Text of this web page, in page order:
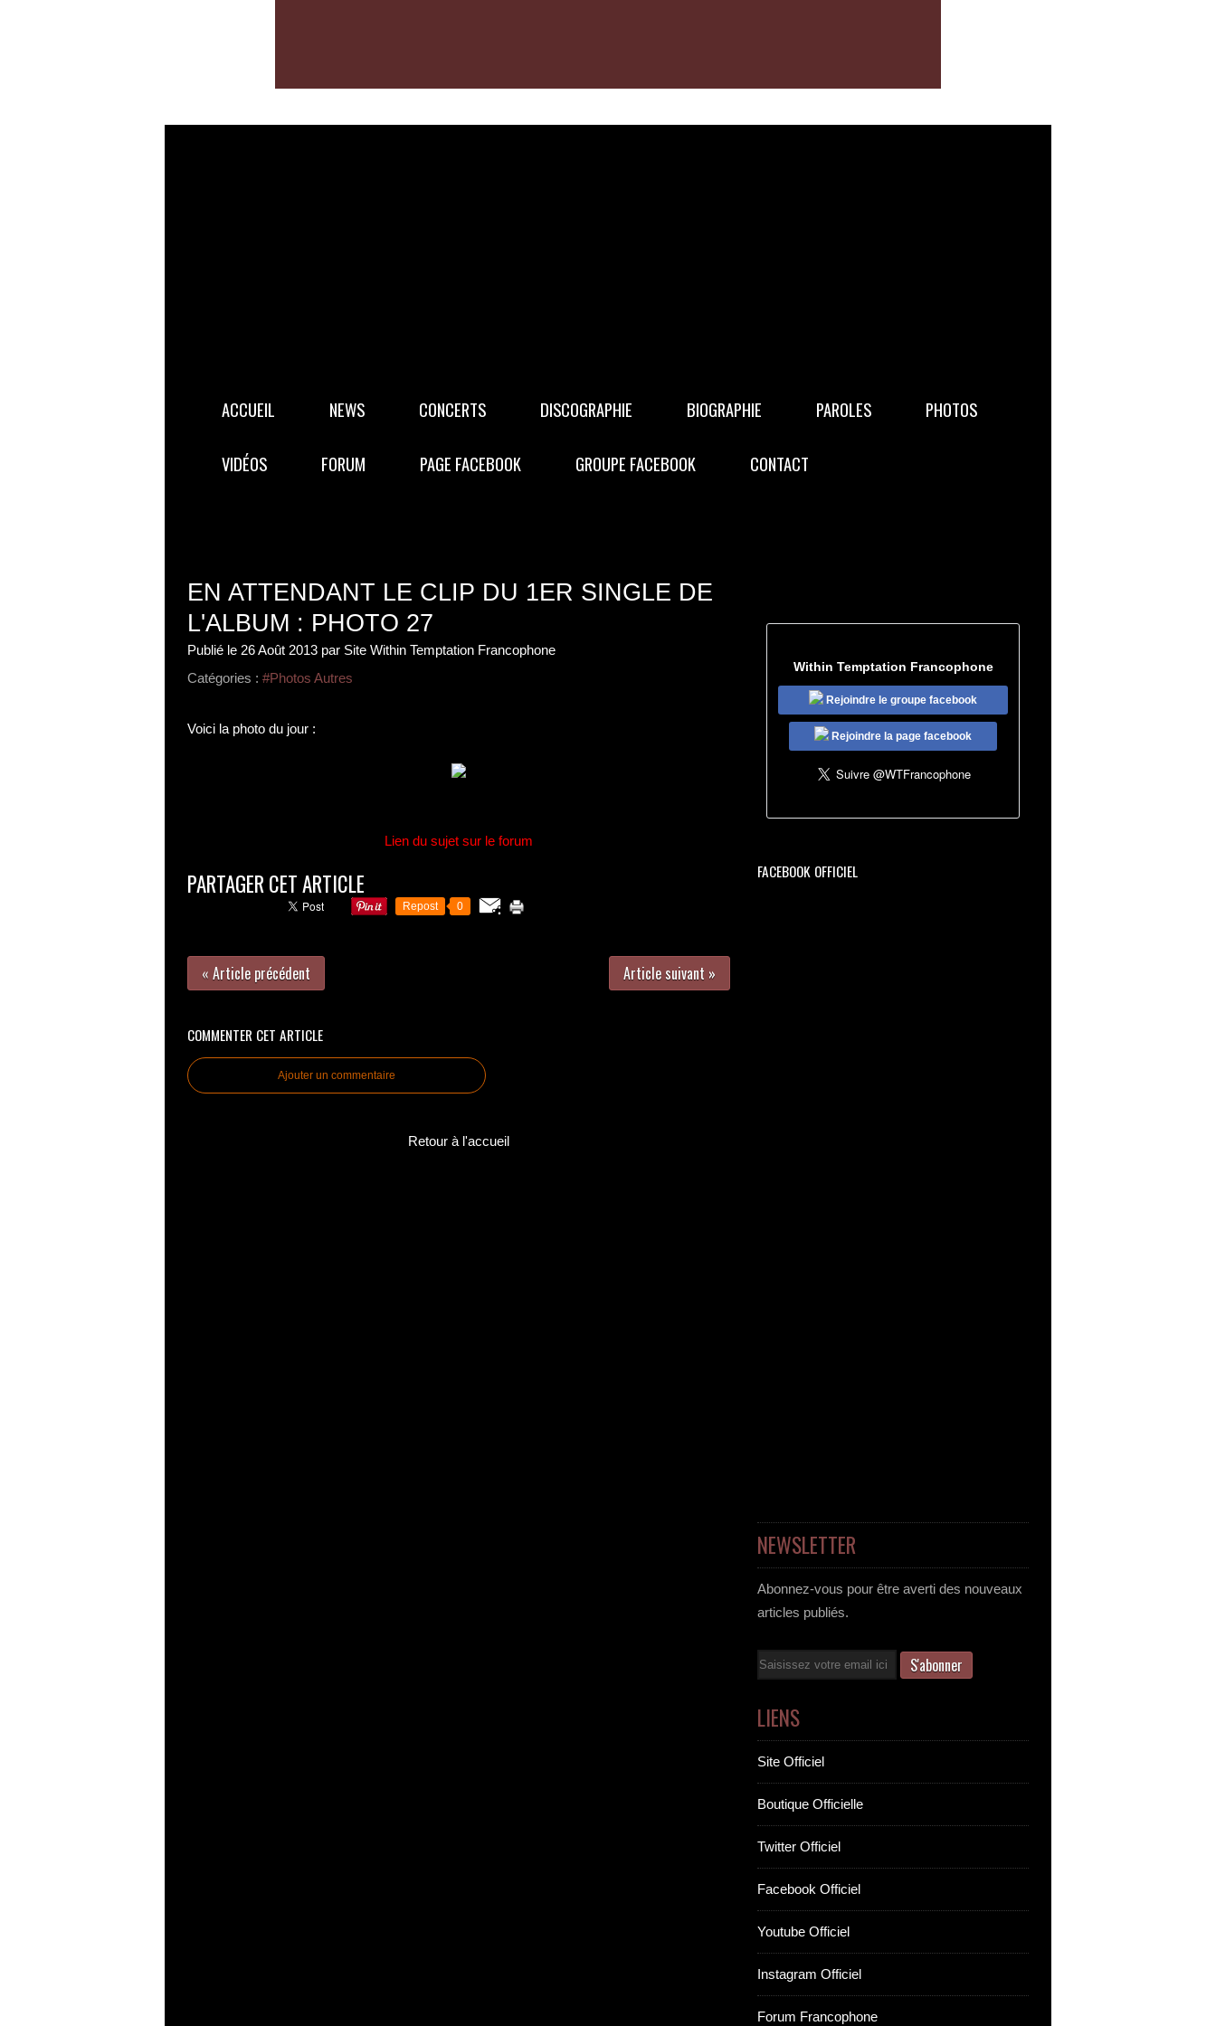
ACCUEIL NEWS CONCERTS DISCOGRAPHIE BIOGRAPHIE PAROLES PHOTOS
VIDÉOS FORUM PAGE FACEBOOK GROUPE FACEBOOK CONTACT
EN ATTENDANT LE CLIP DU 1ER SINGLE DE
L'ALBUM : PHOTO 27
Publié le 26 Août 2013 par Site Within Temptation Francophone
Catégories : #Photos Autres
Voici la photo du jour :
Lien du sujet sur le forum
PARTAGER CET ARTICLE
Repost 0
« Article précédent Article suivant »
COMMENTER CET ARTICLE
Ajouter un commentaire
Retour à l'accueil
Within Temptation Francophone
Rejoindre le groupe facebook
Rejoindre la page facebook
FACEBOOK OFFICIEL
NEWSLETTER
Abonnez-vous pour être averti des nouveaux
articles publiés.
Email
LIENS
Site Officiel
Boutique Officielle
Twitter Officiel
Facebook Officiel
Youtube Officiel
Instagram Officiel
Forum Francophone